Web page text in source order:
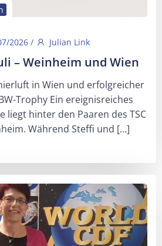
2026 / Julian Link
– Weinheim und Wien
in Wien und erfolgreicher
Trophy Ein ereignisreiches
liegt hinter den Paaren des TSC
Während Steffi und […]